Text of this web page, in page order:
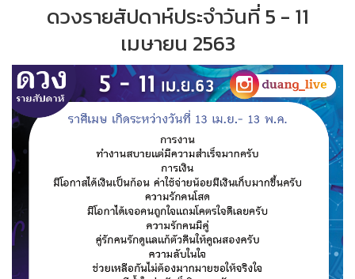
ดวงรายสัปดาห์ประจำวันที่ 5 - 11
เมษายน 2563